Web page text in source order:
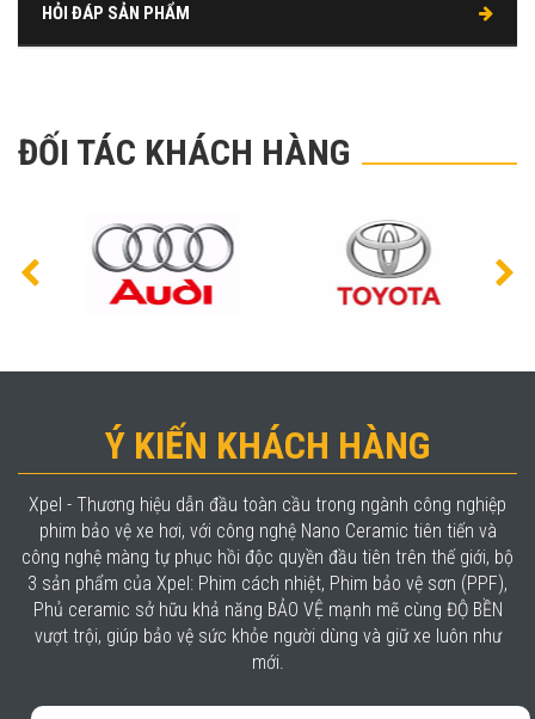
HỎI ĐÁP SẢN PHẨM
ĐỐI TÁC KHÁCH HÀNG
Ý KIẾN KHÁCH HÀNG
Xpel - Thương hiệu dẫn đầu toàn cầu trong ngành công nghiệp
phim bảo vệ xe hơi, với công nghệ Nano Ceramic tiên tiến và
công nghệ màng tự phục hồi độc quyền đầu tiên trên thế giới, bộ
3 sản phẩm của Xpel: Phim cách nhiệt, Phim bảo vệ sơn (PPF),
Phủ ceramic sở hữu khả năng BẢO VỆ mạnh mẽ cùng ĐỘ BỀN
vượt trội, giúp bảo vệ sức khỏe người dùng và giữ xe luôn như
mới.